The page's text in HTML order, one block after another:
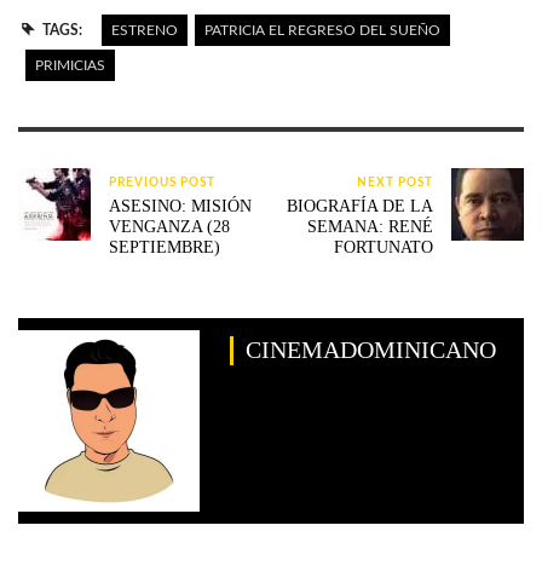
TAGS: ESTRENO PATRICIA EL REGRESO DEL SUEÑO
PRIMICIAS
PREVIOUS POST
ASESINO: MISIÓN
VENGANZA (28
SEPTIEMBRE)
NEXT POST
BIOGRAFÍA DE LA
SEMANA: RENÉ
FORTUNATO
CINEMADOMINICANO